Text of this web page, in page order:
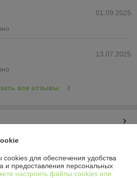
01.09.2025
13.07.2025
все отзывы
для обеспечения удобства
и предоставления персональных
настроить файлы cookies или